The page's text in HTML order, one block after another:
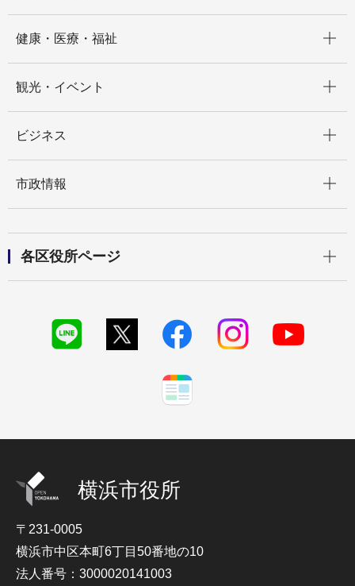
健康・医療・福祉
観光・イベント
ビジネス
市政情報
各区役所ページ
横浜市役所
〒231-0005
横浜市中区本町6丁目50番地の10
法人番号：3000020141003